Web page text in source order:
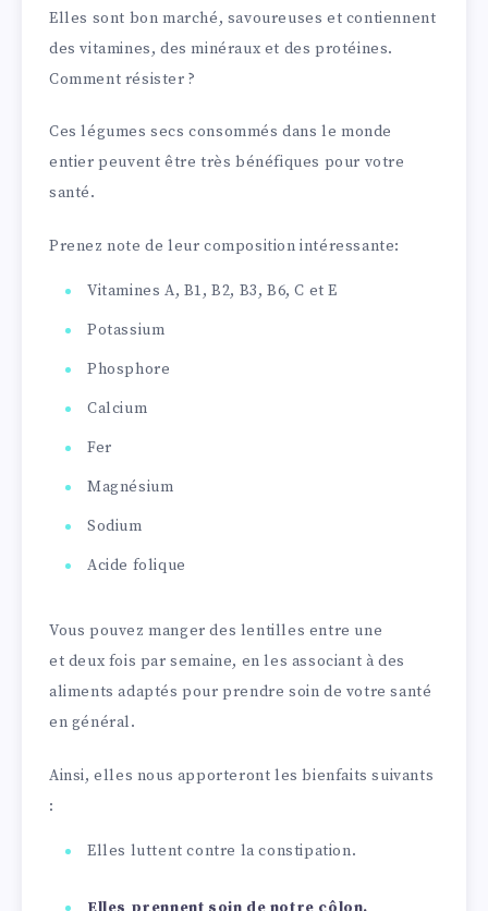
Elles sont bon marché, savoureuses et contiennent
des vitamines, des minéraux et des protéines.
Comment résister ?
Ces légumes secs consommés dans le monde
entier peuvent être très bénéfiques pour votre
santé.
Prenez note de leur composition intéressante:
Vitamines A, B1, B2, B3, B6, C et E
Potassium
Phosphore
Calcium
Fer
Magnésium
Sodium
Acide folique
Vous pouvez manger des lentilles entre une
et deux fois par semaine, en les associant à des
aliments adaptés pour prendre soin de votre santé
en général.
Ainsi, elles nous apporteront les bienfaits suivants
:
Elles luttent contre la constipation.